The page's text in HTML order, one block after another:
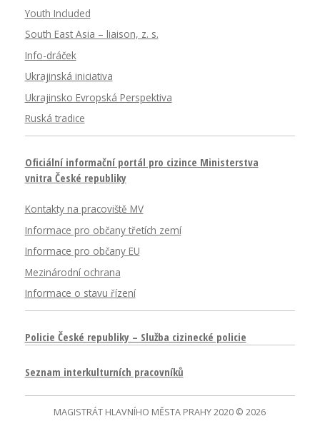
Youth Included
South East Asia – liaison, z. s.
Info-dráček
Ukrajinská iniciativa
Ukrajinsko Evropská Perspektiva
Ruská tradice
Oficiální informační portál pro cizince Ministerstva
vnitra České republiky
Kontakty na pracoviště MV
Informace pro občany třetích zemí
Informace pro občany EU
Mezinárodní ochrana
Informace o stavu řízení
Policie České republiky – Služba cizinecké policie
Seznam interkulturních pracovníků
MAGISTRÁT HLAVNÍHO MĚSTA PRAHY 2020 © 2026